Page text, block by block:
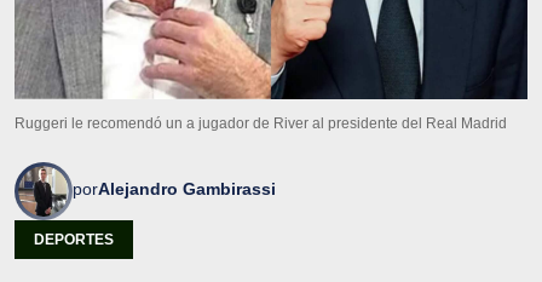
Ruggeri le recomendó un a jugador de River al presidente del Real Madrid
porAlejandro Gambirassi
DEPORTES